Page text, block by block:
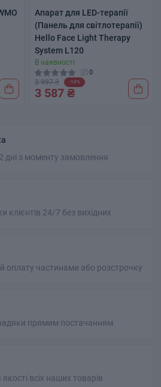
Апарат для LED-терапії
(Панель для світлотерапії)
Hello Face Light Therapy
System L120
В наявності
0
3 997 ₴ -10%
3 587 ₴
дні з моменту замовлення
клієнтів 24/7 без вихідних
оплату частинами або розстрочку
прямим постачанням
всіх наших товарів